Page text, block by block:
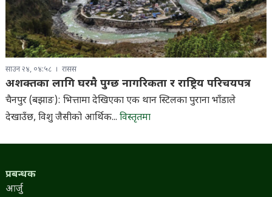
साउन २४, ०४:५८ रासस
अशक्तका लागि घरमै पुग्छ नागरिकता र राष्ट्रिय परिचयपत्र
चैनपुर (बझाङ): भित्तामा देखिएका एक थान स्टिलका पुराना भाँडाले
देखाउँछ, विशु जैसीको आर्थिक... विस्तृतमा
प्रबन्धक
आर्जु